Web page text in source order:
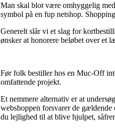
Man skal blot være omhyggelig
symbol på en fup netshop.
Generelt slår vi et slag for
ønsker at honorere beløbet over et
Før folk bestiller hos en Muc-Off
omfattende projekt.
Et nemmere alternativ er at
webshoppen forsvarer de
du lejlighed til at blive hjulpet,